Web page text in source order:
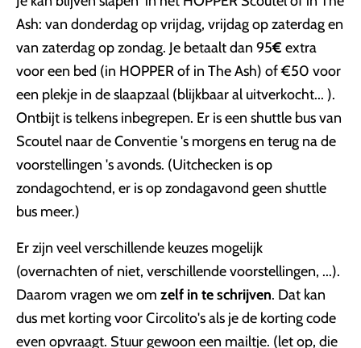
Ash: van donderdag op vrijdag, vrijdag op zaterdag en
van zaterdag op zondag. Je betaalt dan 95€ extra
voor een bed (in HOPPER of in The Ash) of €50 voor
een plekje in de slaapzaal (blijkbaar al uitverkocht... ).
Ontbijt is telkens inbegrepen. Er is een shuttle bus van
Scoutel naar de Conventie 's morgens en terug na de
voorstellingen 's avonds. (Uitchecken is op
zondagochtend, er is op zondagavond geen shuttle
bus meer.)
Er zijn veel verschillende keuzes mogelijk
(overnachten of niet, verschillende voorstellingen, ...).
Daarom vragen we om zelf in te schrijven. Dat kan
dus met korting voor Circolito's als je de korting code
even opvraagt. Stuur gewoon een mailtje. (let op, die